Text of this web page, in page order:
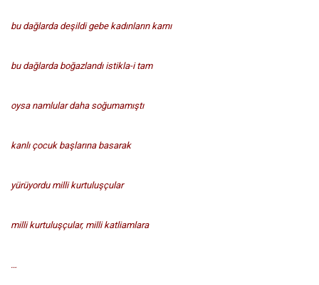
bu dağlarda deşildi gebe kadınların karnı
bu dağlarda boğazlandı istikla-i tam
oysa namlular daha soğumamıştı
kanlı çocuk başlarına basarak
yürüyordu milli kurtuluşçular
milli kurtuluşçular, milli katliamlara
…